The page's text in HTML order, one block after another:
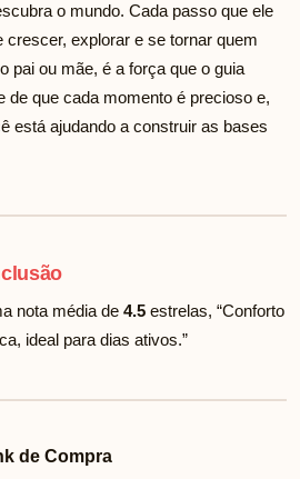
o mundo. Cada passo que ele
crescer, explorar e se tornar quem
pai ou mãe, é a força que o guia
de que cada momento é precioso e,
está ajudando a construir as bases
nota média de 4.5 estrelas, “Conforto
ideal para dias ativos.”
de Compra